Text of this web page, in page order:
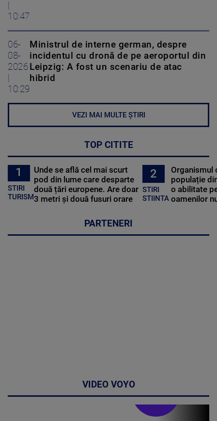
10:47
06-
08-
2026
10:29
Ministrul de interne german, despre
incidentul cu dronă de pe aeroportul din
Leipzig: A fost un scenariu de atac
hibrid
VEZI MAI MULTE ȘTIRI
TOP CITITE
1
STIRI
TURISM
Unde se află cel mai scurt
pod din lume care desparte
două țări europene. Are doar
3 metri și două fusuri orare
2
STIRI
STIINTA
Organismul
populație
o abilitate
oamenilor
PARTENERI
VIDEO VOYO